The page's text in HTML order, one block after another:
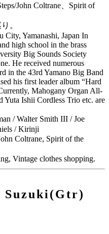
John Coltrane、Spirit of
。
City, Yamanashi, Japan In
high school in the brass
Big Sounds Society
He received numerous
in the 43rd Yamano Big Band
his first leader album “Hard
Mahogany Organ All-
Yuta Ishii Cordless Trio etc. are
/ Walter Smith III / Joe
/ Kirinji
Coltrane, Spirit of the
Vintage clothes shopping.
Suzuki(Gtr)